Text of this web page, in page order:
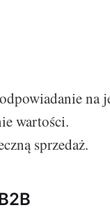
na
wartości.
sprzedaż.